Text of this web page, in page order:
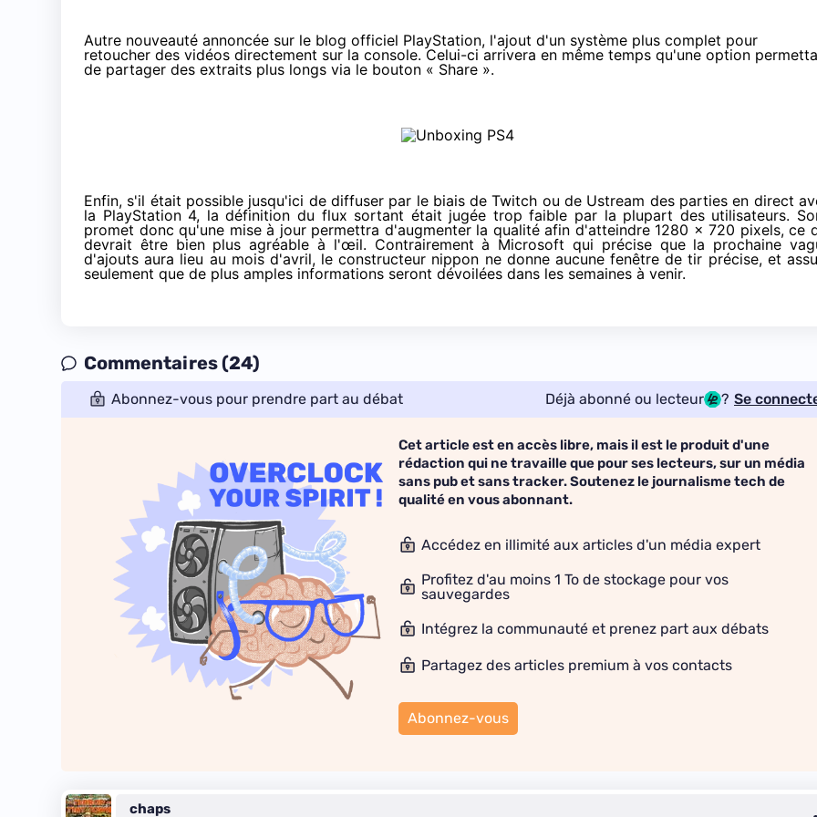
Autre nouveauté annoncée sur le blog officiel PlayStation, l'ajout d'un système plus complet pour
retoucher des vidéos directement sur la console. Celui-ci arrivera en même temps qu'une option
de partager des extraits plus longs via le bouton « Share ».
Enfin, s'il était possible jusqu'ici de diffuser par le biais de Twitch ou de Ustream des parties en direct
la PlayStation 4, la définition du flux sortant était jugée trop faible par la plupart des utilisateurs.
promet donc qu'une mise à jour permettra d'augmenter la qualité afin d'atteindre 1280 x 720 pixels, ce
devrait être bien plus agréable à l'œil. Contrairement à Microsoft qui précise que la prochaine
d'ajouts aura lieu au mois d'avril, le constructeur nippon ne donne aucune fenêtre de tir précise, et
seulement que de plus amples informations seront dévoilées dans les semaines à venir.
Commentaires (24)
Abonnez-vous pour prendre part au débat Déjà abonné ou lecteur ? Se
Cet article est en accès libre, mais il est le produit d'une
rédaction qui ne travaille que pour ses lecteurs, sur un média
sans pub et sans tracker. Soutenez le journalisme tech de
qualité en vous abonnant.
Accédez en illimité aux articles d'un média expert
Profitez d'au moins 1 To de stockage pour vos
sauvegardes
Intégrez la communauté et prenez part aux débats
Partagez des articles premium à vos contacts
Abonnez-vous
chaps